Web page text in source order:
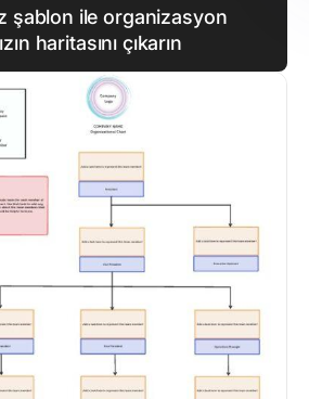
şablon ile organizasyon
haritasını çıkarın